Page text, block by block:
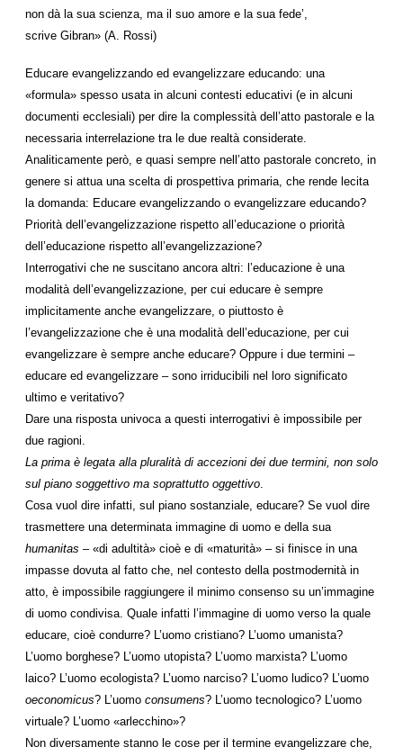
non dà la sua scienza, ma il suo amore e la sua fede’,
scrive Gibran» (A. Rossi)
Educare evangelizzando ed evangelizzare educando: una
«formula» spesso usata in alcuni contesti educativi (e in alcuni
documenti ecclesiali) per dire la complessità dell’atto pastorale e la
necessaria interrelazione tra le due realtà considerate.
Analiticamente però, e quasi sempre nell’atto pastorale concreto, in
genere si attua una scelta di prospettiva primaria, che rende lecita
la domanda: Educare evangelizzando o evangelizzare educando?
Priorità dell’evangelizzazione rispetto all’educazione o priorità
dell’educazione rispetto all’evangelizzazione?
Interrogativi che ne suscitano ancora altri: l’educazione è una
modalità dell’evangelizzazione, per cui educare è sempre
implicitamente anche evangelizzare, o piuttosto è
l’evangelizzazione che è una modalità dell’educazione, per cui
evangelizzare è sempre anche educare? Oppure i due termini –
educare ed evangelizzare – sono irriducibili nel loro significato
ultimo e veritativo?
Dare una risposta univoca a questi interrogativi è impossibile per
due ragioni.
La prima è legata alla pluralità di accezioni dei due termini, non solo
sul piano soggettivo ma soprattutto oggettivo.
Cosa vuol dire infatti, sul piano sostanziale, educare? Se vuol dire
trasmettere una determinata immagine di uomo e della sua
humanitas – «di adultità» cioè e di «maturità» – si finisce in una
impasse dovuta al fatto che, nel contesto della postmodernità in
atto, è impossibile raggiungere il minimo consenso su un’immagine
di uomo condivisa. Quale infatti l’immagine di uomo verso la quale
educare, cioè condurre? L’uomo cristiano? L’uomo umanista?
L’uomo borghese? L’uomo utopista? L’uomo marxista? L’uomo
laico? L’uomo ecologista? L’uomo narciso? L’uomo ludico? L’uomo
oeconomicus? L’uomo consumens? L’uomo tecnologico? L’uomo
virtuale? L’uomo «arlecchino»?
Non diversamente stanno le cose per il termine evangelizzare che,